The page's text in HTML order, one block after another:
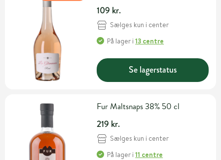
109 kr.
Sælges kun i center
På lager i13 centre
Se lagerstatus
Fur Maltsnaps 38% 50 cl
219 kr.
Sælges kun i center
På lager i11 centre